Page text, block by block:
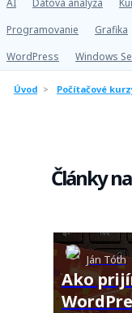
AI Dátová analýza
Programovanie
Grafika
WordPress
Windows
Úvod > Počítačové
Články
Ján Tóth
Ako